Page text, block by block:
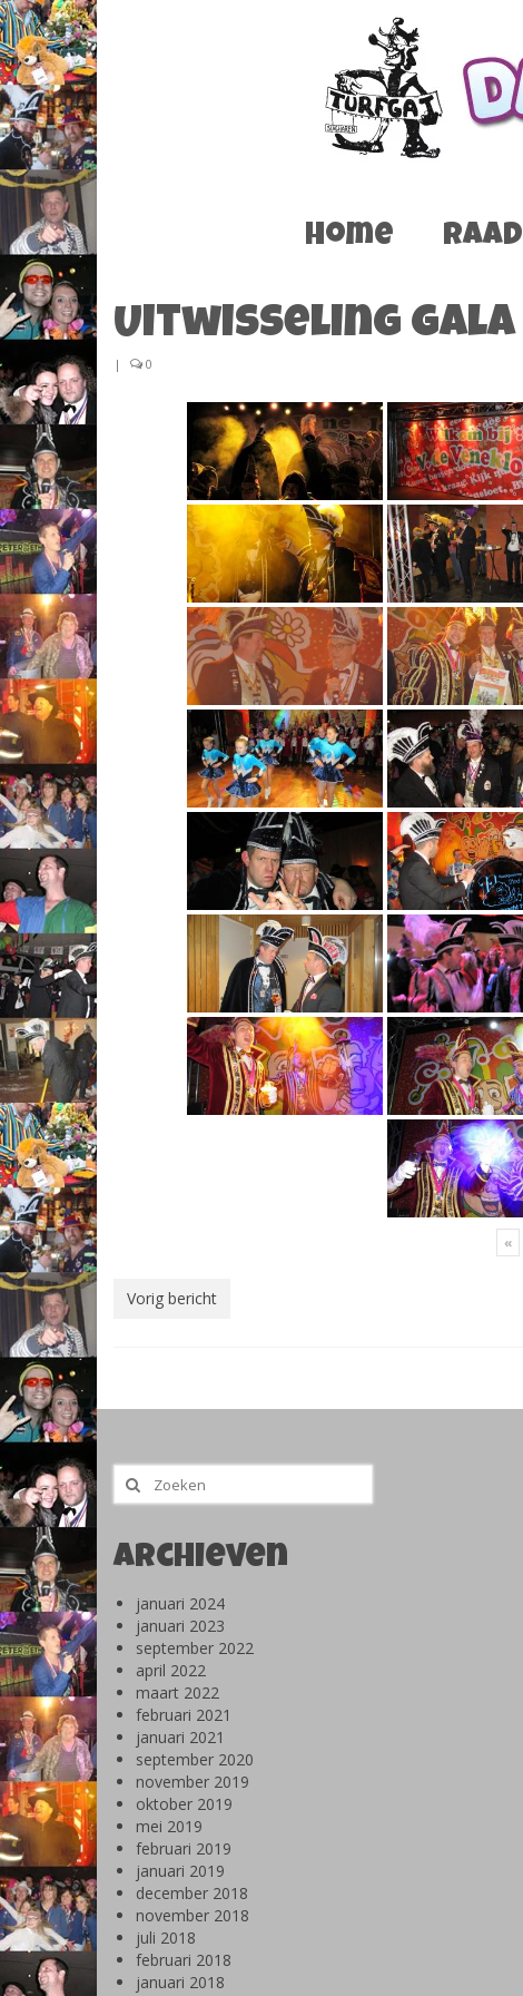
Home
Uitwisseling Gala
| 0
«
Vorig bericht
Zoeken
naar:
Archieven
januari 2024
januari 2023
september 2022
april 2022
maart 2022
februari 2021
januari 2021
september 2020
november 2019
oktober 2019
mei 2019
februari 2019
januari 2019
december 2018
november 2018
juli 2018
februari 2018
januari 2018